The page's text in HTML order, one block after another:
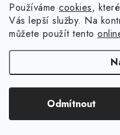
Používáme cookies,
Vás lepší služby. Na
můžete použít tento
Odmítnout
Doprava
Oblíbené ♥️
Hodnocení obchodu
Nepřehlédněte
Blog s nápady a návody
Slovník pojmů, české návody
Reklamace a vrácení zboží
.